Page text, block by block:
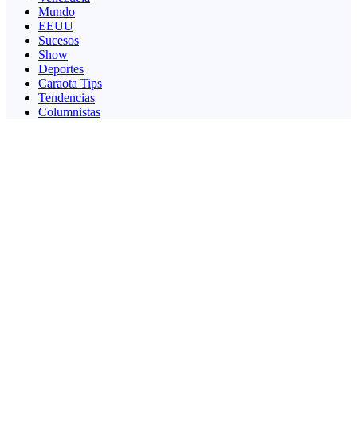
Mundo
EEUU
Sucesos
Show
Deportes
Caraota Tips
Tendencias
Columnistas